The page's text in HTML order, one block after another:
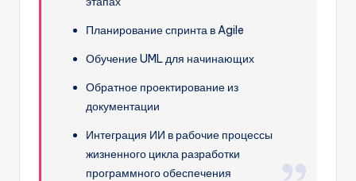
Планирование спринта в Agile
Обучение UML для начинающих
Обратное проектирование из
документации
Интеграция ИИ в рабочие процессы
жизненного цикла разработки
программного обеспечения